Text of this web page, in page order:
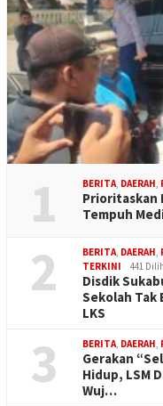
1 BERITA, DAERAH,
Prioritaskan
Tempuh
2 BERITA, DAERAH,
TERKINI
441
Disdik
Sekolah Tak
LKS
3 BERITA, DAERAH,
Gerakan
Hidup, LSM
Wuj…